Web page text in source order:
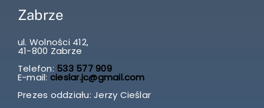
Zabrze
ul. Wolności 412,
41-800 Zabrze
Telefon: 533 577 909
E-mail: cieslar.jc@gmail.com
Prezes oddziału: Jerzy Cieślar